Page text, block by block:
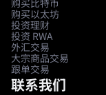
购买比特币
购买以太坊
投资理财
投资 RWA
外汇交易
大宗商品交易
跟单交易
联系我们